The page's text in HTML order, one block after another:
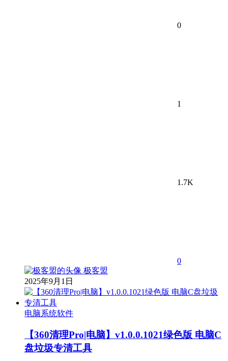
0
1
1.7K
0
极客盟
2025年9月1日
电脑系统软件
【360清理Pro|电脑】v1.0.0.1021绿色版 电脑C
盘垃圾专清工具